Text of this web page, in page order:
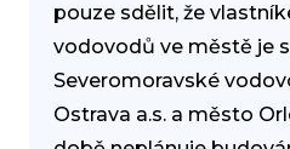
pouze sdělit, že
vodovodů ve městě je
Severomoravské
Ostrava a.s. a město